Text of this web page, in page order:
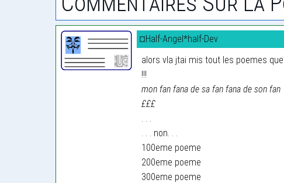
¤Half-Angel*half-Dev
alors vla jtai mis tout les poemes
!!!
mon fan fana de sa fan fana de son fan
£££
. . . non. . .
100eme poeme
200eme poeme
300eme poeme